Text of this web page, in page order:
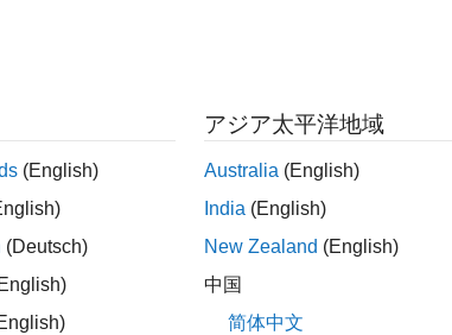
of 302,028
バッジを表示
(English)
(Deutsch)
アジア太平洋地域
Australia (English)
India (English)
New Zealand (English)
中国
简体中文